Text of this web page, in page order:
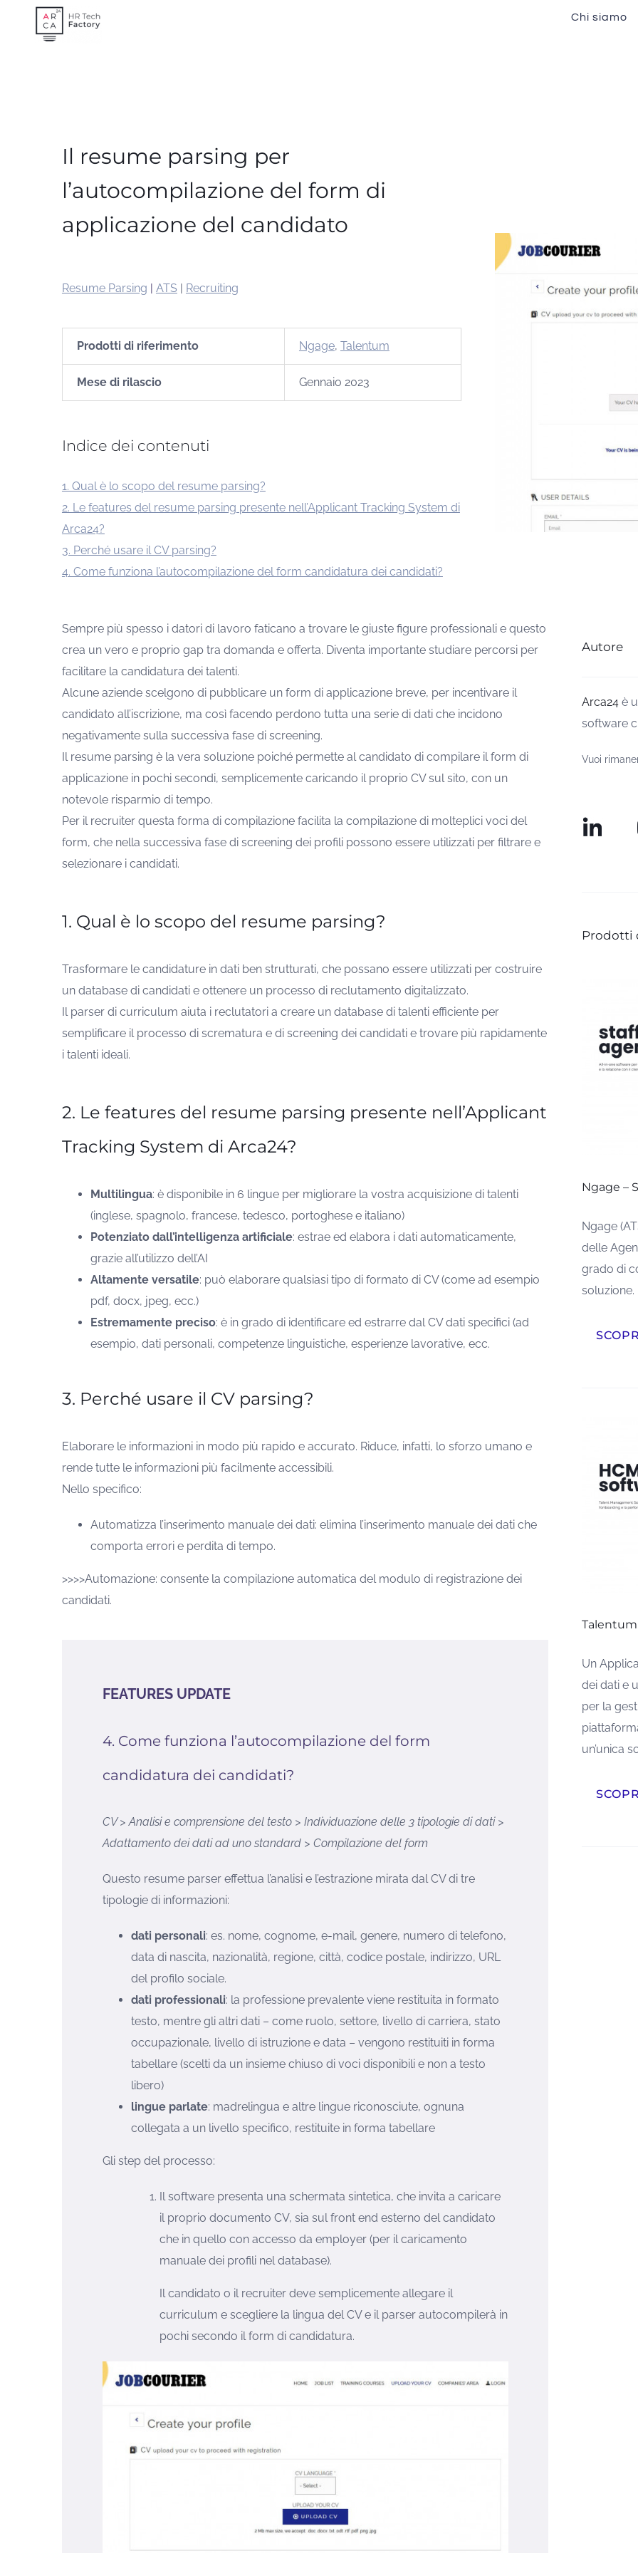
Chi siamo
Il resume parsing per
l’autocompilazione del form di
applicazione del candidato
Resume Parsing | ATS | Recruiting
Prodotti di riferimento Ngage, Talentum
Mese di rilascio Gennaio 2023
Indice dei contenuti
1. Qual è lo scopo del resume parsing?
2. Le features del resume parsing presente nell’Applicant Tracking System di
Arca24?
3. Perché usare il CV parsing?
4. Come funziona l’autocompilazione del form candidatura dei candidati?
Sempre più spesso i datori di lavoro faticano a trovare le giuste figure professionali e questo
crea un vero e proprio gap tra domanda e offerta. Diventa importante studiare percorsi per
facilitare la candidatura dei talenti.
Alcune aziende scelgono di pubblicare un form di applicazione breve, per incentivare il
candidato all’iscrizione, ma così facendo perdono tutta una serie di dati che incidono
negativamente sulla successiva fase di screening.
Il resume parsing è la vera soluzione poiché permette al candidato di compilare il form di
applicazione in pochi secondi, semplicemente caricando il proprio CV sul sito, con un
notevole risparmio di tempo.
Per il recruiter questa forma di compilazione facilita la compilazione di molteplici voci del
form, che nella successiva fase di screening dei profili possono essere utilizzati per filtrare e
selezionare i candidati.
1. Qual è lo scopo del resume parsing?
Trasformare le candidature in dati ben strutturati, che possano essere utilizzati per costruire
un database di candidati e ottenere un processo di reclutamento digitalizzato.
Il parser di curriculum aiuta i reclutatori a creare un database di talenti efficiente per
semplificare il processo di scrematura e di screening dei candidati e trovare più rapidamente
i talenti ideali.
2. Le features del resume parsing presente nell’Applicant
Tracking System di Arca24?
Multilingua: è disponibile in 6 lingue per migliorare la vostra acquisizione di talenti
(inglese, spagnolo, francese, tedesco, portoghese e italiano)
Potenziato dall’intelligenza artificiale: estrae ed elabora i dati automaticamente,
grazie all’utilizzo dell’AI
Altamente versatile: può elaborare qualsiasi tipo di formato di CV (come ad esempio
pdf, docx, jpeg, ecc.)
Estremamente preciso: è in grado di identificare ed estrarre dal CV dati specifici (ad
esempio, dati personali, competenze linguistiche, esperienze lavorative, ecc.
3. Perché usare il CV parsing?
Elaborare le informazioni in modo più rapido e accurato. Riduce, infatti, lo sforzo umano e
rende tutte le informazioni più facilmente accessibili.
Nello specifico:
Automatizza l’inserimento manuale dei dati: elimina l’inserimento manuale dei dati che
comporta errori e perdita di tempo.
>>>>Automazione: consente la compilazione automatica del modulo di registrazione dei
candidati.
FEATURES UPDATE
4. Come funziona l’autocompilazione del form
candidatura dei candidati?
CV > Analisi e comprensione del testo > Individuazione delle 3 tipologie di dati >
Adattamento dei dati ad uno standard > Compilazione del form
Questo resume parser effettua l’analisi e l’estrazione mirata dal CV di tre
tipologie di informazioni:
dati personali: es. nome, cognome, e-mail, genere, numero di telefono,
data di nascita, nazionalità, regione, città, codice postale, indirizzo, URL
del profilo sociale.
dati professionali: la professione prevalente viene restituita in formato
testo, mentre gli altri dati – come ruolo, settore, livello di carriera, stato
occupazionale, livello di istruzione e data – vengono restituiti in forma
tabellare (scelti da un insieme chiuso di voci disponibili e non a testo
libero)
lingue parlate: madrelingua e altre lingue riconosciute, ognuna
collegata a un livello specifico, restituite in forma tabellare
Gli step del processo:
Il software presenta una schermata sintetica, che invita a caricare
il proprio documento CV, sia sul front end esterno del candidato
che in quello con accesso da employer (per il caricamento
manuale dei profili nel database).
Il candidato o il recruiter deve semplicemente allegare il
curriculum e scegliere la lingua del CV e il parser autocompilerà in
pochi secondo il form di candidatura.
Autore
Arca24è
software
Vuoi
Prodotti
Ngage –
Ngage
delle
grado di
soluzione.
Un
dei dati e
per la
un’unica